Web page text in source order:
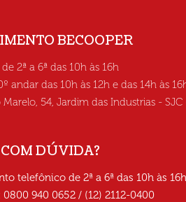
BECOOPER
de 2ª a 6ª das 10h às 16h
andar das 10h às 12h e das 14h às
Marelo, 54, Jardim das Industrias - SJC
DÚVIDA?
telefônico de 2ª a 6ª das 10h às 16h
0800 940 0652 / (12) 2112-0400